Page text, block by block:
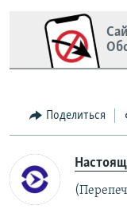
Поделиться